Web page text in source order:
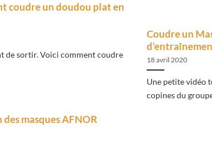
coudre un doudou plat en
de sortir. Voici comment coudre
Coudre un
18 avril 2020
Une petite vidéo
copines du
masques AFNOR